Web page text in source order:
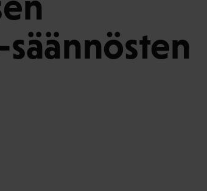
säännösten